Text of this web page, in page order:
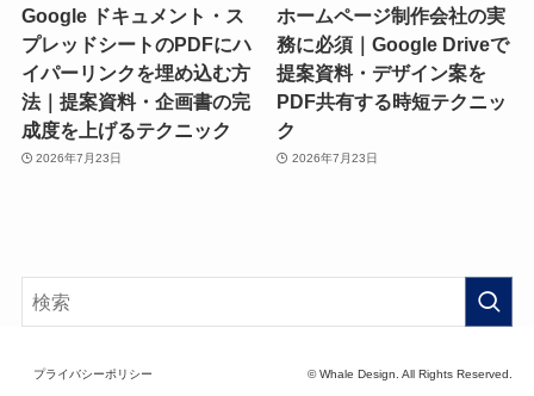
Google ドキュメント・ス
プレッドシートのPDFにハ
イパーリンクを埋め込む方
法｜提案資料・企画書の完
成度を上げるテクニック
2026年7月23日
ホームページ制作会社の実
務に必須｜Google Driveで
提案資料・デザイン案を
PDF共有する時短テクニッ
ク
2026年7月23日
プライバシーポリシー © Whale Design. All Rights Reserved.